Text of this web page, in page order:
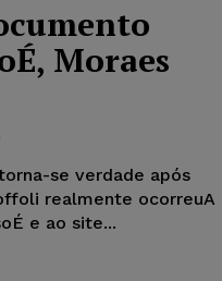
Moraes
se verdade após
realmente ocorreuA
e ao site...